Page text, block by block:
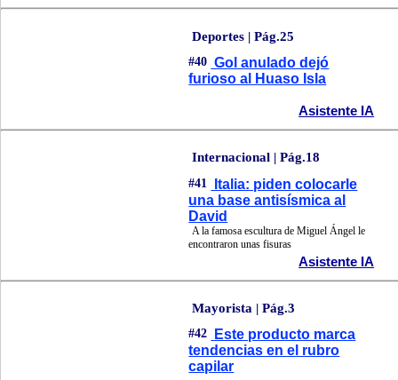
Deportes | Pág.25
#40 Gol anulado dejó
furioso al Huaso Isla
Asistente IA
Internacional | Pág.18
#41
Italia: piden colocarle
una base antisísmica al
David
A la famosa escultura de Miguel Ángel le
encontraron unas fisuras
Asistente IA
Mayorista | Pág.3
#42
Este producto marca
tendencias en el rubro
capilar